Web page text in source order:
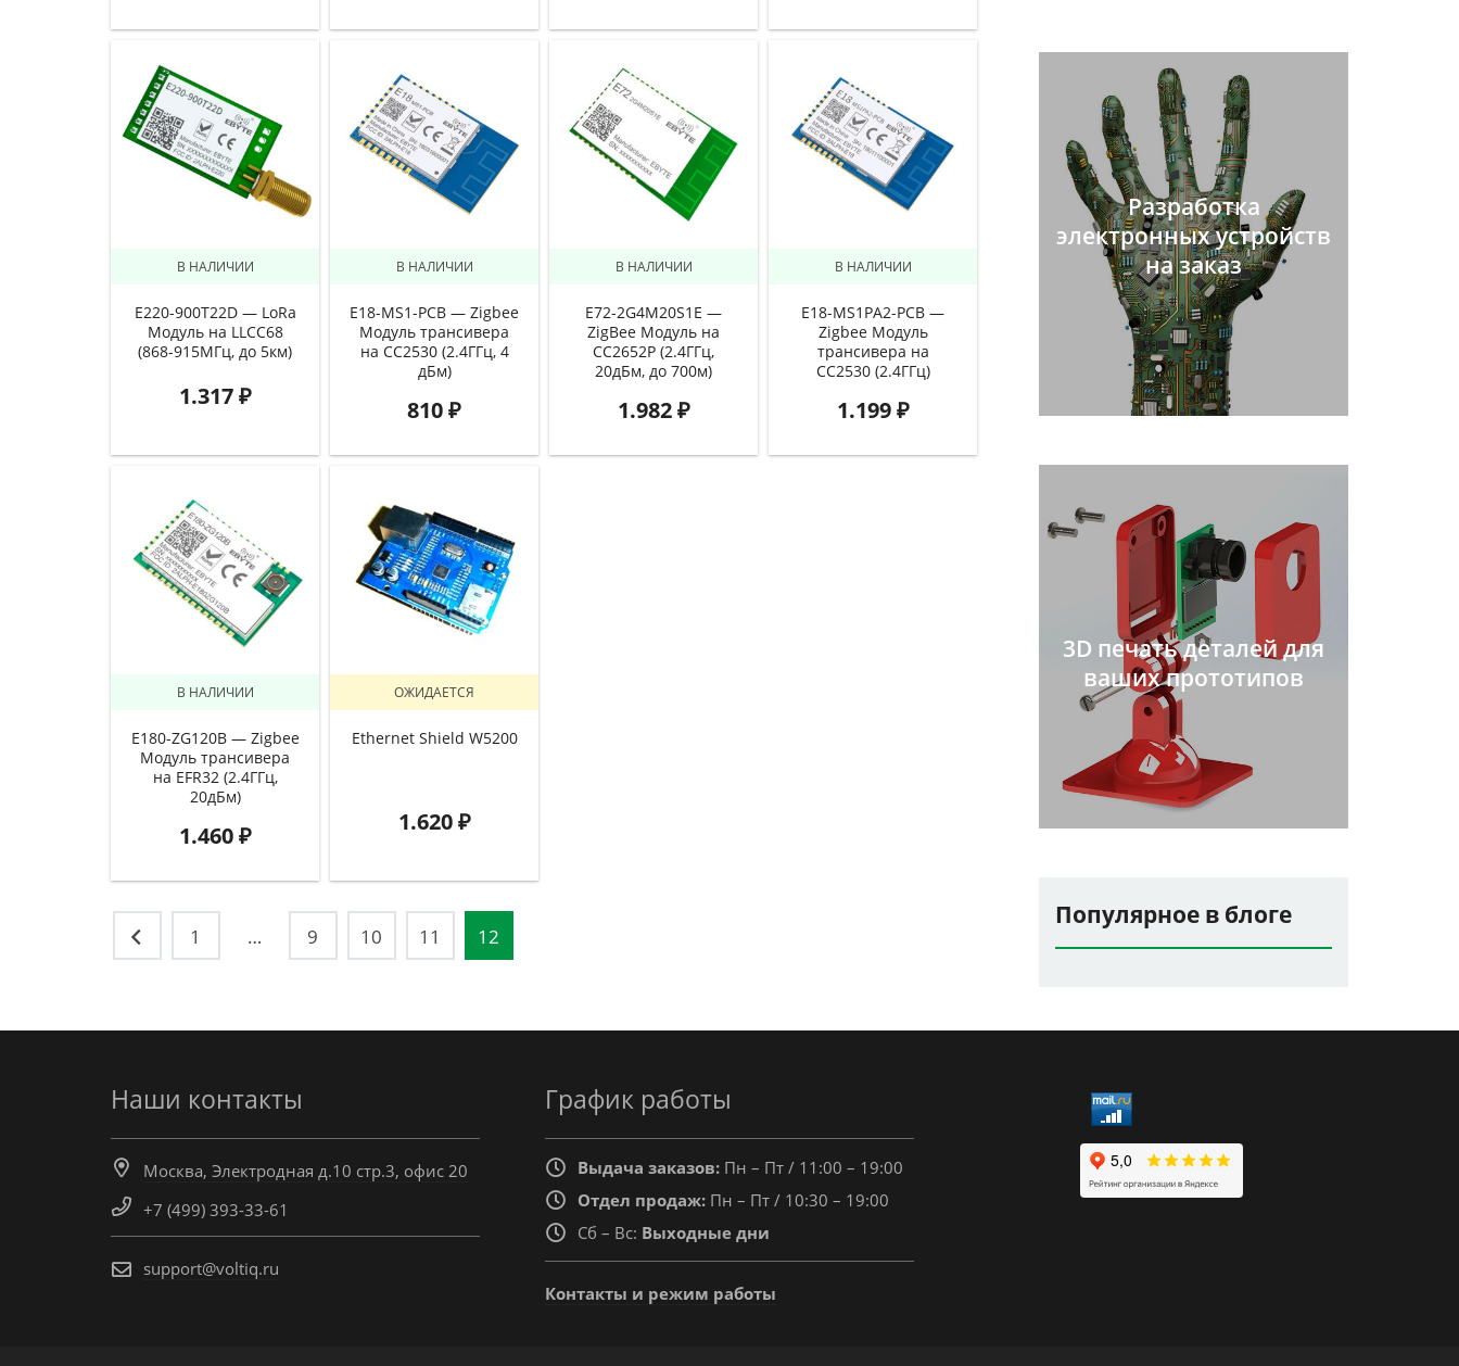
В НАЛИЧИИ
E220-900T22D — LoRa
Модуль на LLCC68
(868-915МГц, до 5км)
1.317₽
В НАЛИЧИИ
E18-MS1-PCB — Zigbee
Модуль трансивера
на CC2530 (2.4ГГц, 4
дБм)
810₽
В НАЛИЧИИ
E72-2G4M20S1E —
ZigBee Модуль на
CC2652P (2.4ГГц,
20дБм, до 700м)
1.982₽
В НАЛИЧИИ
E18-MS1PA2-PCB —
Zigbee Модуль
трансивера на
CC2530 (2.4ГГц)
1.199₽
В НАЛИЧИИ
E180-ZG120B — Zigbee
Модуль трансивера
на EFR32 (2.4ГГц,
20дБм)
1.460₽
ОЖИДАЕТСЯ
Ethernet Shield W5200
1.620₽
Навигация
по
1 … 9 10 11 12
Разработка
электронных устройств
на заказ
3D печать деталей для
ваших прототипов
Популярное в блоге
Наши контакты
Москва, Электродная д.10 стр.3, офис 20
+7 (499) 393-33-61
support@voltiq.ru
График работы
Выдача заказов:Пн – Пт / 11:00 – 19:00
Отдел продаж:Пн – Пт / 10:30 – 19:00
Сб – Вс: Выходные дни
Контакты и режим работы